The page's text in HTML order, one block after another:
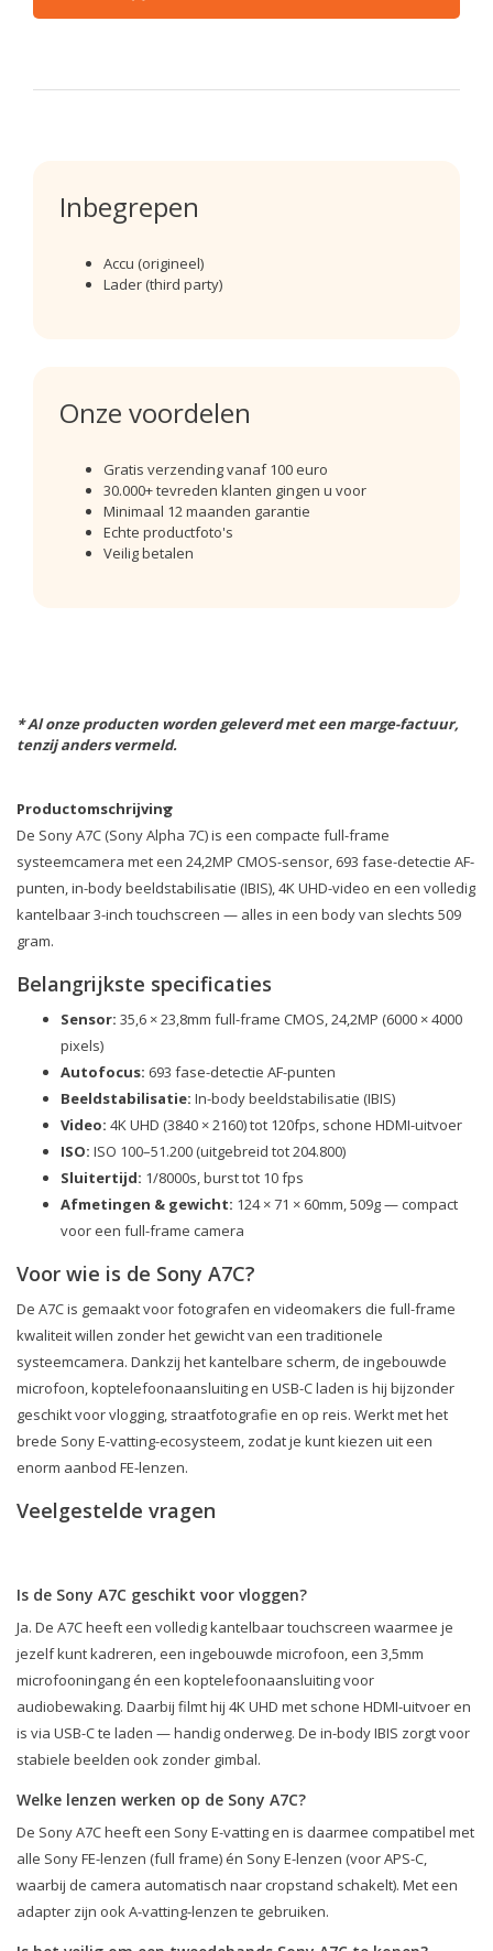
Inbegrepen
Accu (origineel)
Lader (third party)
Onze voordelen
Gratis verzending vanaf 100 euro
30.000+ tevreden klanten gingen u voor
Minimaal 12 maanden garantie
Echte productfoto's
Veilig betalen
* Al onze producten worden geleverd met een marge-factuur,
tenzij anders vermeld.
Productomschrijving
De Sony A7C (Sony Alpha 7C) is een compacte full-frame
systeemcamera met een 24,2MP CMOS-sensor, 693 fase-detectie AF-
punten, in-body beeldstabilisatie (IBIS), 4K UHD-video en een volledig
kantelbaar 3-inch touchscreen — alles in een body van slechts 509
gram.
Belangrijkste specificaties
Sensor: 35,6 × 23,8mm full-frame CMOS, 24,2MP (6000 × 4000
pixels)
Autofocus: 693 fase-detectie AF-punten
Beeldstabilisatie: In-body beeldstabilisatie (IBIS)
Video: 4K UHD (3840 × 2160) tot 120fps, schone HDMI-uitvoer
ISO: ISO 100–51.200 (uitgebreid tot 204.800)
Sluitertijd: 1/8000s, burst tot 10 fps
Afmetingen & gewicht: 124 × 71 × 60mm, 509g — compact
voor een full-frame camera
Voor wie is de Sony A7C?
De A7C is gemaakt voor fotografen en videomakers die full-frame
kwaliteit willen zonder het gewicht van een traditionele
systeemcamera. Dankzij het kantelbare scherm, de ingebouwde
microfoon, koptelefoonaansluiting en USB-C laden is hij bijzonder
geschikt voor vlogging, straatfotografie en op reis. Werkt met het
brede Sony E-vatting-ecosysteem, zodat je kunt kiezen uit een
enorm aanbod FE-lenzen.
Veelgestelde vragen
Is de Sony A7C geschikt voor vloggen?
Ja. De A7C heeft een volledig kantelbaar touchscreen waarmee je
jezelf kunt kadreren, een ingebouwde microfoon, een 3,5mm
microfooningang én een koptelefoonaansluiting voor
audiobewaking. Daarbij filmt hij 4K UHD met schone HDMI-uitvoer en
is via USB-C te laden — handig onderweg. De in-body IBIS zorgt voor
stabiele beelden ook zonder gimbal.
Welke lenzen werken op de Sony A7C?
De Sony A7C heeft een Sony E-vatting en is daarmee compatibel met
alle Sony FE-lenzen (full frame) én Sony E-lenzen (voor APS-C,
waarbij de camera automatisch naar cropstand schakelt). Met een
adapter zijn ook A-vatting-lenzen te gebruiken.